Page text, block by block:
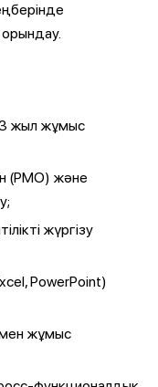
3 жыл жұмыс
(PMO) және
жүргізу
PowerPoint)
жұмыс